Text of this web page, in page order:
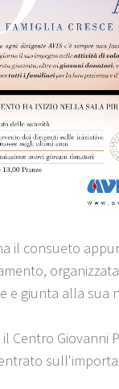
il consueto
e giunta alla sua
Centro Giovanni